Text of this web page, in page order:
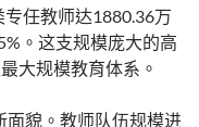
任教师达1880.36万
。这支规模庞大的高
大规模教育体系。
面貌。教师队伍规模进